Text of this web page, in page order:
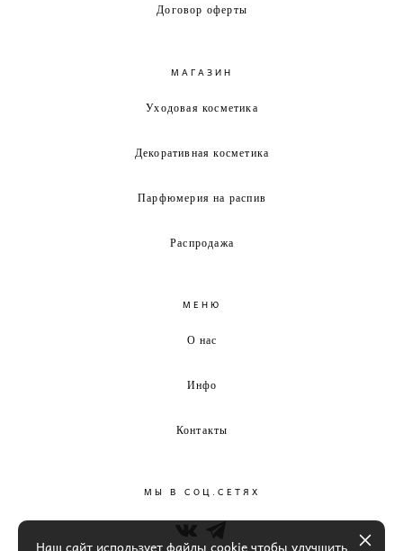
Договор оферты
МАГАЗИН
Уходовая косметика
Декоративная косметика
Парфюмерия на распив
Распродажа
МЕНЮ
О нас
Инфо
Контакты
МЫ В СОЦ.СЕТЯХ
Наш сайт использует файлы cookie чтобы улучшить